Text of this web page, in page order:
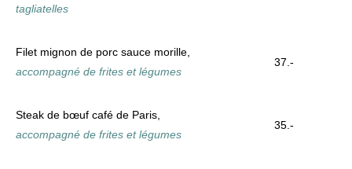
tagliatelles
Filet mignon de porc sauce morille,
accompagné de frites et légumes
37.-
Steak de bœuf café de Paris,
accompagné de frites et légumes
35.-